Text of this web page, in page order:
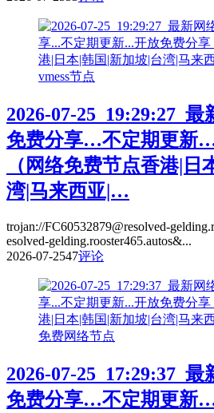
vmess节点
2026-07-25_19:29:27_
免费分享…不定期更新
（网络免费节点香港|日
湾|马来西亚|…
trojan://FC60532879@resolved-
esolved-gelding.rooster465.autos&...
2026-07-2547评论
免费网络节点
2026-07-25_17:29:37_
免费分享…不定期更新